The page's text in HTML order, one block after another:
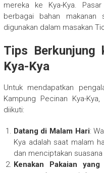
mereka ke Kya-Kya.
berbagai bahan makanan
digunakan dalam masakan
Tips Berkunjung
Kya-Kya
Untuk mendapatkan
Kampung Pecinan Kya-
diikuti:
Datang di Malam Hari:
Kya adalah saat malam
dan menciptakan
Kenakan Pakaian yang